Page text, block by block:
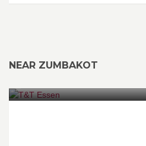
NEAR ZUMBAKOT